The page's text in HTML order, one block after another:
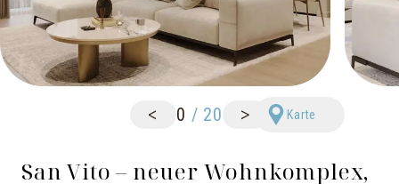
< 0 / 20 > Karte
San Vito – neuer Wohnkomplex,